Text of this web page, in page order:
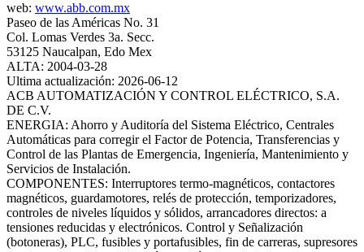
web: www.abb.com.mx
Paseo de las Américas No. 31
Col. Lomas Verdes 3a. Secc.
53125 Naucalpan, Edo Mex
ALTA: 2004-03-28
Ultima actualización: 2026-06-12
ACB AUTOMATIZACIÓN Y CONTROL ELÉCTRICO, S.A.
DE C.V.
ENERGIA: Ahorro y Auditoría del Sistema Eléctrico, Centrales
Automáticas para corregir el Factor de Potencia, Transferencias y
Control de las Plantas de Emergencia, Ingeniería, Mantenimiento y
Servicios de Instalación.
COMPONENTES: Interruptores termo-magnéticos, contactores
magnéticos, guardamotores, relés de protección, temporizadores,
controles de niveles líquidos y sólidos, arrancadores directos: a
tensiones reducidas y electrónicos. Control y Señalización
(botoneras), PLC, fusibles y portafusibles, fin de carreras, supresores